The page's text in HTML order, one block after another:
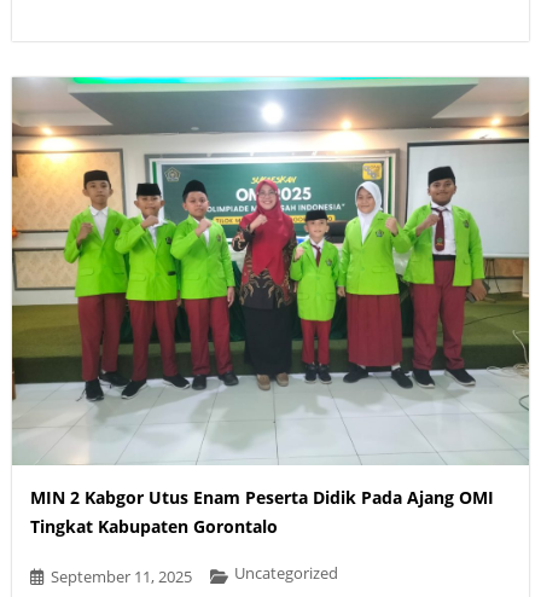
MIN 2 Kabgor Utus Enam Peserta Didik Pada Ajang OMI
Tingkat Kabupaten Gorontalo
September 11, 2025 Uncategorized